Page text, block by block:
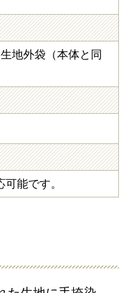
地外袋（本体と同
能です。